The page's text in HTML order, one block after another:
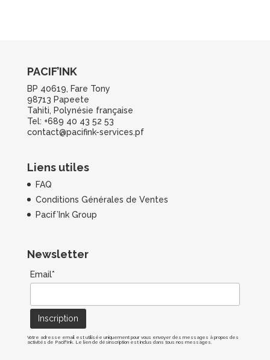
PACIF’INK
BP 40619, Fare Tony
98713 Papeete
Tahiti, Polynésie française
Tel: +689 40 43 52 53
contact@pacifink-services.pf
Liens utiles
FAQ
Conditions Générales de Ventes
Pacif’Ink Group
Newsletter
Email*
Votre adresse email est utilisée uniquement pour vous envoyer des messages à propos des
activités de Pacif'Ink. Le lien de désinscription est inclus dans tous nos messages.